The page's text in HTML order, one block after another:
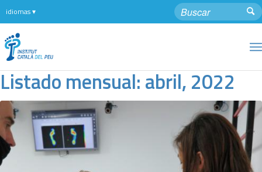
Listado mensual: abril, 2022